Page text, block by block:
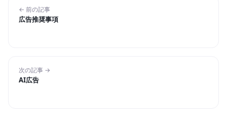
← 前の記事
広告推奨事項
次の記事 →
AI広告